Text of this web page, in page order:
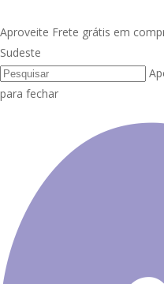
to
main
content
Aproveite Frete grátis em
Sudeste
para fechar
papel
esporte
Mostrando todos os 7 resultados
Início